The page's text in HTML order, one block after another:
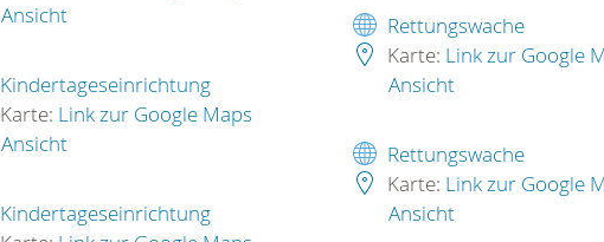
Ansicht
Kindertageseinrichtung
Karte: Link zur Google Maps
Ansicht
Kindertageseinrichtung
Rettungswache
Karte: Link zur Google
Ansicht
Rettungswache
Karte: Link zur Google
Ansicht